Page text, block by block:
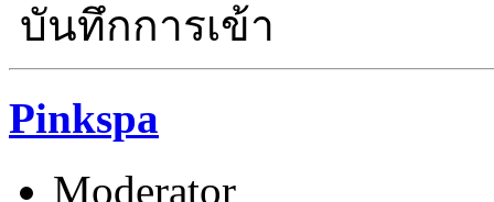
บันทึกการเข้า
Pinkspa
Moderator